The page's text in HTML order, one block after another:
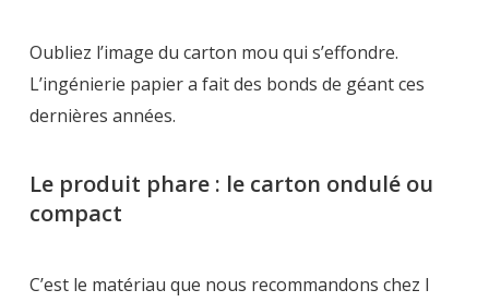
Oubliez l’image du carton mou qui s’effondre.
L’ingénierie papier a fait des bonds de géant ces
dernières années.
Le produit phare : le carton ondulé ou
compact
C’est le matériau que nous recommandons chez I